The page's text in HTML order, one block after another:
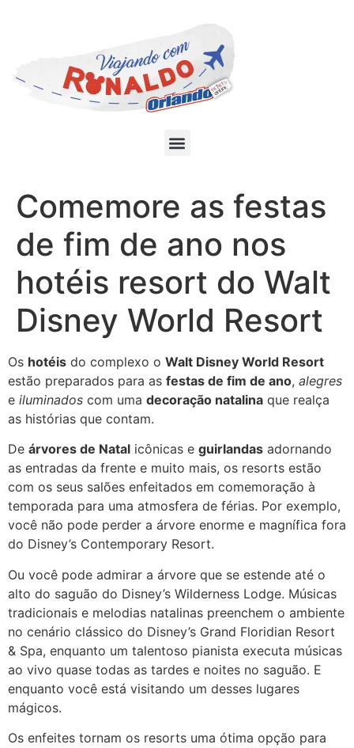
Comemore as festas
de fim de ano nos
hotéis resort do Walt
Disney World Resort
Os hotéis do complexo o Walt Disney World Resort
estão preparados para as festas de fim de ano, alegres
e iluminados com uma decoração natalina que realça
as histórias que contam.
De árvores de Natal icônicas e guirlandas adornando
as entradas da frente e muito mais, os resorts estão
com os seus salões enfeitados em comemoração à
temporada para uma atmosfera de férias. Por exemplo,
você não pode perder a árvore enorme e magnífica fora
do Disney’s Contemporary Resort.
Ou você pode admirar a árvore que se estende até o
alto do saguão do Disney’s Wilderness Lodge. Músicas
tradicionais e melodias natalinas preenchem o ambiente
no cenário clássico do Disney’s Grand Floridian Resort
& Spa, enquanto um talentoso pianista executa músicas
ao vivo quase todas as tardes e noites no saguão. E
enquanto você está visitando um desses lugares
mágicos.
Os enfeites tornam os resorts uma ótima opção para